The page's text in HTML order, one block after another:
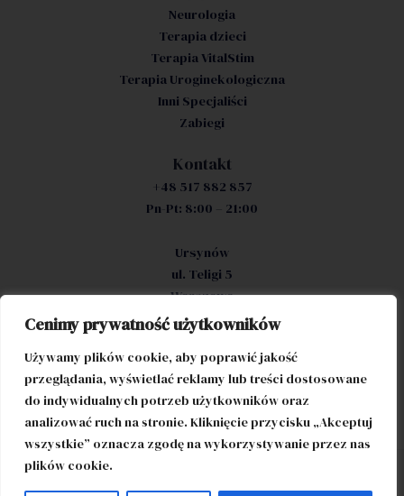
Cenimy prywatność użytkowników
Używamy plików cookie, aby poprawić jakość
przeglądania, wyświetlać reklamy lub treści dostosowane
do indywidualnych potrzeb użytkowników oraz
analizować ruch na stronie. Kliknięcie przycisku „Akceptuj
wszystkie” oznacza zgodę na wykorzystywanie przez nas
plików cookie.
Neurologia
Terapia dzieci
Terapia VitalStim
Terapia Uroginekologiczna
Inni Specjaliści
Zabiegi
Kontakt
+48 517 882 857
Pn-Pt: 8:00 – 21:00
Ursynów
ul. Teligi 5
Warszawa
ul. Łucka 18/1804
(wejście od ul. Platinium)
Warszawa
© 2026 Renort Gabinety Medyczne Ursynów |Polityka